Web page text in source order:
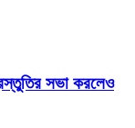
সভা করলেও